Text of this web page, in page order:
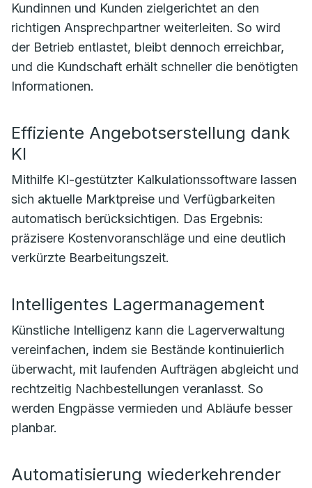
Kundinnen und Kunden zielgerichtet an den
richtigen Ansprechpartner weiterleiten. So wird
der Betrieb entlastet, bleibt dennoch erreichbar,
und die Kundschaft erhält schneller die benötigten
Informationen.
Effiziente Angebotserstellung dank
KI
Mithilfe KI-gestützter Kalkulationssoftware lassen
sich aktuelle Marktpreise und Verfügbarkeiten
automatisch berücksichtigen. Das Ergebnis:
präzisere Kostenvoranschläge und eine deutlich
verkürzte Bearbeitungszeit.
Intelligentes Lagermanagement
Künstliche Intelligenz kann die Lagerverwaltung
vereinfachen, indem sie Bestände kontinuierlich
überwacht, mit laufenden Aufträgen abgleicht und
rechtzeitig Nachbestellungen veranlasst. So
werden Engpässe vermieden und Abläufe besser
planbar.
Automatisierung wiederkehrender